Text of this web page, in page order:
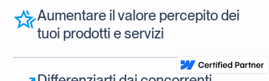
Aumentare il valore percepito dei
tuoi prodotti e servizi